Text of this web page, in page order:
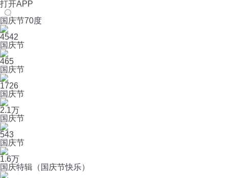
打开APP
国庆节70度
4542
国庆节
465
国庆节
1726
国庆节
2.1万
国庆节
543
国庆节
1.6万
国庆特辑（国庆节快乐）